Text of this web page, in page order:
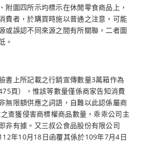
附圖四所示均標示在休閒零食商品上，
費者，於購買時施以普通之注意，可能
或誤認不同來源之間有所關聯，二者圖
。
書上所記載之行銷宣傳數量3萬箱作為
頁），惟該等數量僅係商家告知消費
無限額供應之詞語，自難以此認係屬商
查獲侵害商標權商品數量，乖乖公司主
非有據。又三叔公食品股份有限公司
年10月18日函覆其係於109年7月4日